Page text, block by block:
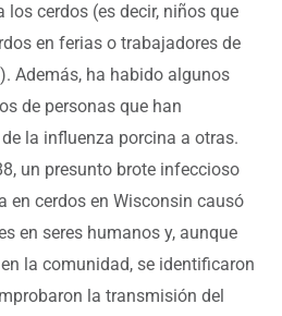
los cerdos (es decir, niños que
en ferias o trabajadores de
Además, ha habido algunos
de personas que han
la influenza porcina a otras.
un presunto brote infeccioso
en cerdos en Wisconsin causó
en seres humanos y, aunque
la comunidad, se identificaron
la transmisión del